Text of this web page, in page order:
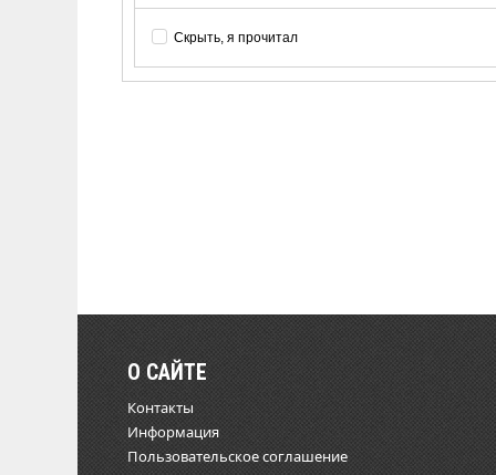
Скрыть, я прочитал
О САЙТЕ
Контакты
Информация
Пользовательское соглашение